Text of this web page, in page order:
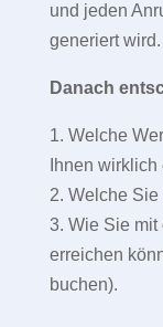
und jeden
generiert wird.
Danach
1. Welche
Ihnen
2. Welche
3. Wie Sie mit
erreichen
buchen).